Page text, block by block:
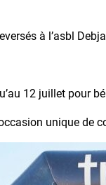
à l’asbl
12 juillet pour
unique de